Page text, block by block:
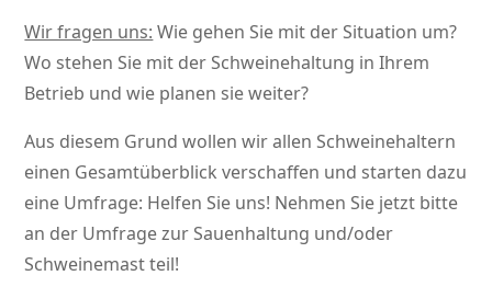
Wir fragen uns: Wie gehen Sie mit der Situation um?
Wo stehen Sie mit der Schweinehaltung in Ihrem
Betrieb und wie planen sie weiter?
Aus diesem Grund wollen wir allen Schweinehaltern
einen Gesamtüberblick verschaffen und starten dazu
eine Umfrage: Helfen Sie uns! Nehmen Sie jetzt bitte
an der Umfrage zur Sauenhaltung und/oder
Schweinemast teil!